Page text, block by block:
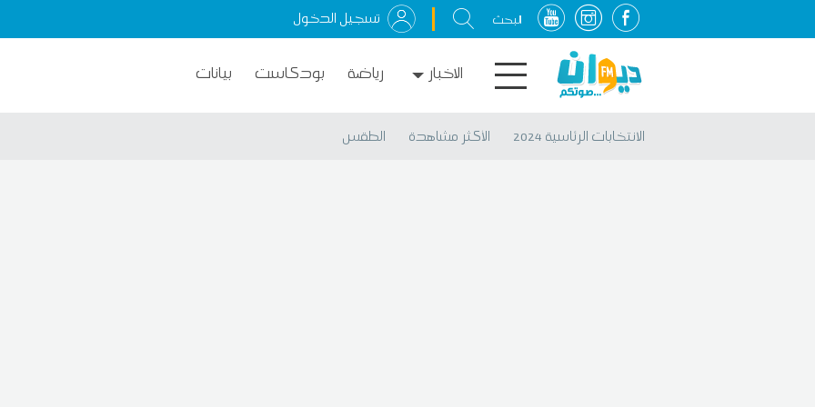
تسجيل الدخول
الاخبار رياضة بودكاست بيانات
الانتخابات الرئاسية 2024 الأكثر مشاهدة الطقس